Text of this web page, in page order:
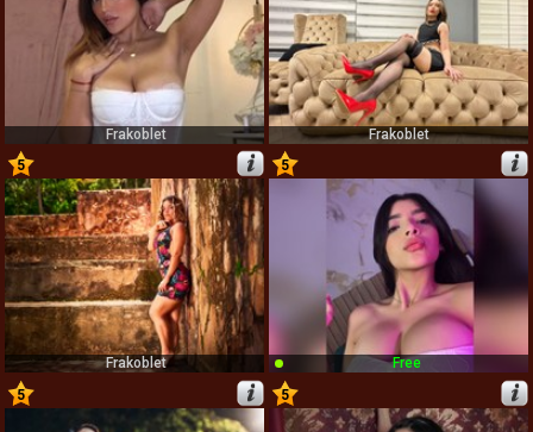
Frakoblet
Frakoblet
5
25
Frakoblet
5
Free
5
5
28